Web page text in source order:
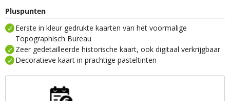
Pluspunten
Eerste in kleur gedrukte kaarten van het voormalige
Topographisch Bureau
Zeer gedetailleerde historische kaart, ook digitaal verkrijgbaar
Decoratieve kaart in prachtige pasteltinten